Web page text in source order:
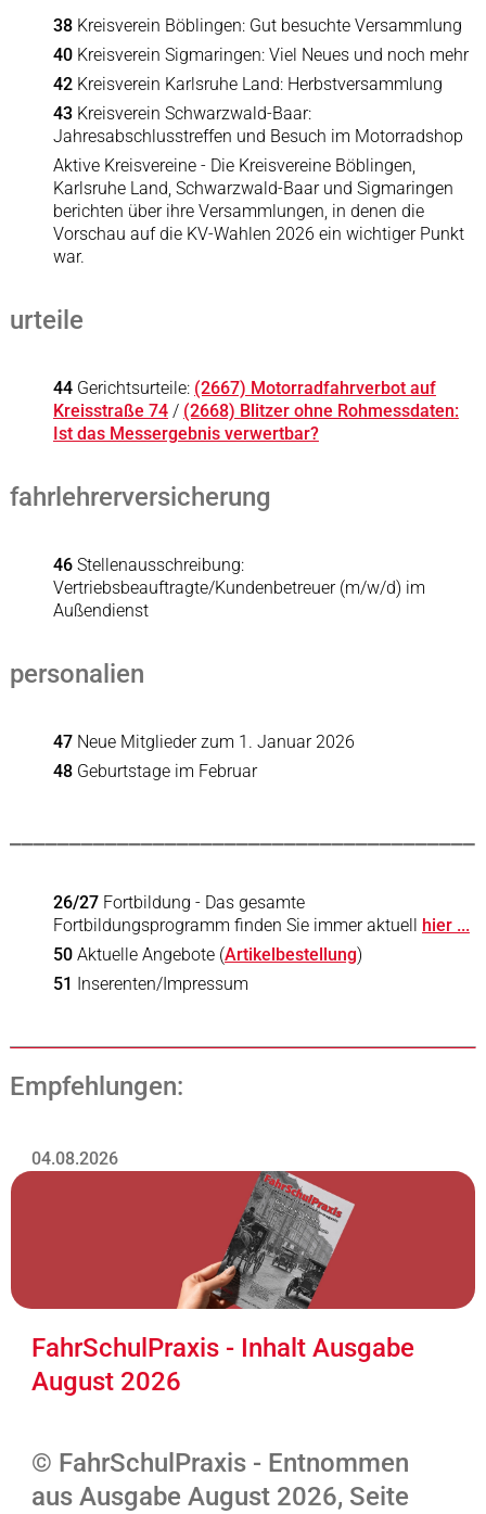
38 Kreisverein Böblingen: Gut besuchte Versammlung
40Kreisverein Sigmaringen: Viel Neues und noch mehr
42Kreisverein Karlsruhe Land: Herbstversammlung
43Kreisverein Schwarzwald-Baar:
Jahresabschlusstreffen und Besuch im Motorradshop
Aktive Kreisvereine - Die Kreisvereine Böblingen,
Karlsruhe Land, Schwarzwald-Baar und Sigmaringen
berichten über ihre Versammlungen, in denen die
Vorschau auf die KV-Wahlen 2026 ein wichtiger Punkt
war.
urteile
44 Gerichtsurteile: (2667) Motorradfahrverbot auf
Kreisstraße 74/ (2668) Blitzer ohne Rohmessdaten:
Ist das Messergebnis verwertbar?
fahrlehrerversicherung
46 Stellenausschreibung:
Vertriebsbeauftragte/Kundenbetreuer (m/w/d) im
Außendienst
personalien
47 Neue Mitglieder zum 1. Januar 2026
48 Geburtstage im Februar
26/27Fortbildung - Das gesamte
Fortbildungsprogramm finden Sie immer aktuell hier ...
50 Aktuelle Angebote (Artikelbestellung)
51 Inserenten/Impressum
Empfehlungen:
04.08.2026
FahrSchulPraxis - Inhalt Ausgabe
August 2026
© FahrSchulPraxis - Entnommen
aus Ausgabe August 2026, Seite